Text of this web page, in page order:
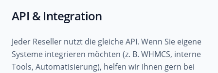
API & Integration
Jeder Reseller nutzt die gleiche API. Wenn Sie eigene
Systeme integrieren möchten (z. B. WHMCS, interne
Tools, Automatisierung), helfen wir Ihnen gern bei